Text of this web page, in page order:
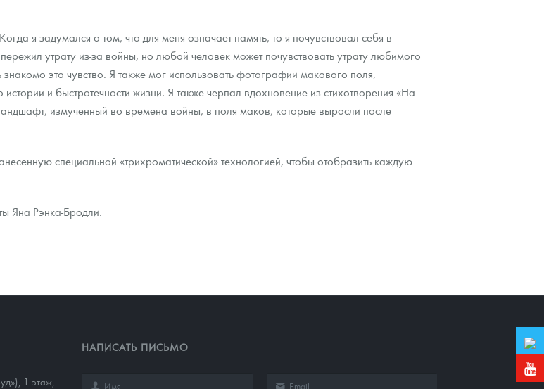
я задумался о том, что для меня означает память, то я почувствовал себя в
утрату из-за войны, но любой человек может почувствовать утрату любимого
это чувство. Я также мог использовать фотографии макового поля,
и быстротечности жизни. Я также черпал вдохновение из стихотворения «На
измученный во времена войны, в поля маков, которые выросли после
специальной «трихроматической» технологией, чтобы отобразить каждую
Яна Рэнка-Бродли.
1 этаж,
НАПИСАТЬ ПИСЬМО